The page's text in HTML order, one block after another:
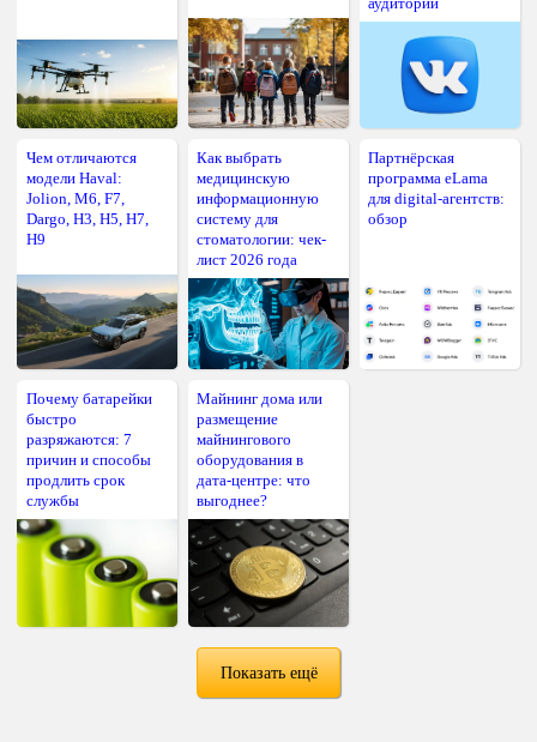
Чем отличаются
модели Haval:
Jolion, M6, F7,
Dargo, H3, H5, H7,
H9
Как выбрать
медицинскую
информационную
систему для
стоматологии: чек-
лист 2026 года
Партнёрская
программа eLama
для digital-агентств:
обзор
Почему батарейки
быстро
разряжаются: 7
причин и способы
продлить срок
службы
Майнинг дома или
размещение
майнингового
оборудования в
дата-центре: что
выгоднее?
Показать ещё